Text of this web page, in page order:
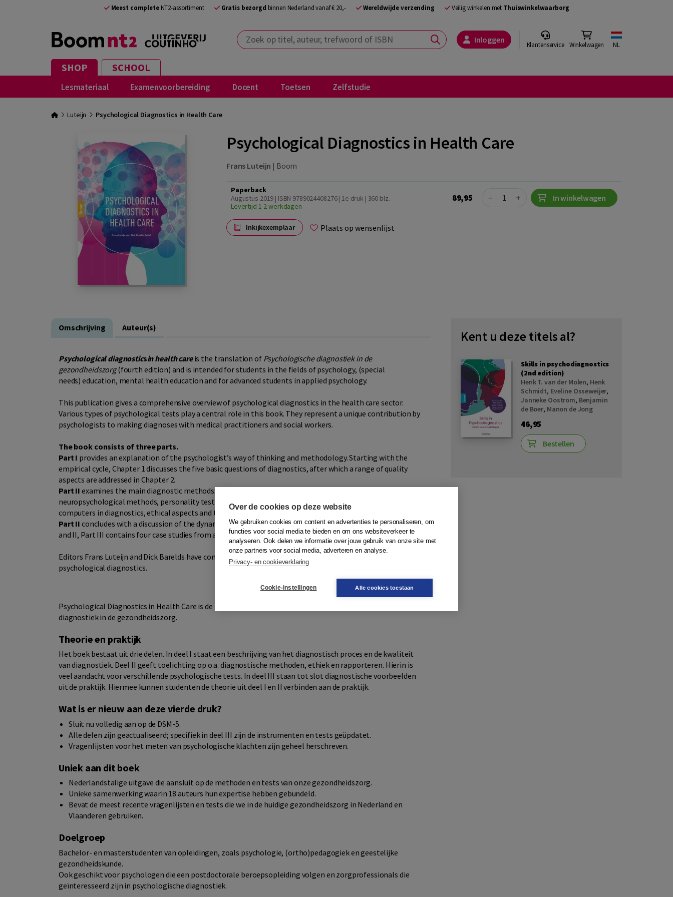
Meest completeNT2-assortiment Gratis bezorgd binnen Nederland vanaf € 20,- Wereldwijde verzending Veilig winkelen met Thuiswinkelwaarborg
Zoek op titel, auteur, trefwoord of ISBN Inloggen Klantenservice Winkelwagen NL
SHOP SCHOOL
Lesmateriaal Examenvoorbereiding Docent Toetsen Zelfstudie
Luteijn Psychological Diagnostics in Health Care
Psychological Diagnostics in Health Care
Frans Luteijn | Boom
Paperback
Augustus 2019 | ISBN 9789024408276 | 1e druk | 360 blz.
Levertijd 1-2 werkdagen
89,95 Quantity
− + In winkelwagen
Inkijkexemplaar Plaats op wensenlijst
Omschrijving Auteur(s)
Psychological diagnosticsin health careis the translation of Psychologische diagnostiek in de
gezondheidszorg(fourth edition) and is intended for students in the fields of psychology, (special
needs) education, mental health education and for advanced students in applied psychology.
This publication gives a comprehensive overview of psychological diagnostics in the health care sector.
Various types of psychological tests play a central role in this book. They represent a unique contribution by
psychologists to making diagnoses with medical practitioners and social workers.
The book consists of three parts.
Part I provides an explanation of the psychologist’s way of thinking and methodology. Starting with the
empirical cycle, Chapter 1 discusses the five basic questions of diagnostics, after which a range of quality
aspects are addressed in Chapter 2.
Part II examines the main diagnostic methods: interview, observation, indirect methods, intelligence tests,
neuropsychological methods, personality tests and specific questionnaires. Subjects like the use of
computers in diagnostics, ethical aspects and the reporting of diagnostics are subsequently addressed.
Part II concludes with a discussion of the dynamic profi le interpretation. To illustrate the theory of Parts I
and II, Part III contains four case studies from a variety of fields in the health care sector.
Editors Frans Luteijn and Dick Barelds have compiled contributions from 17 different experts on the topic of
psychological diagnostics.
Psychological Diagnostics in Health Care is de Engelse vertaling van de vierde druk van Psychologische
diagnostiek in de gezondheidszorg.
Theorie en praktijk
Het boek bestaat uit drie delen. In deel I staat een beschrijving van het diagnostisch proces en de kwaliteit
van diagnostiek. Deel II geeft toelichting op o.a. diagnostische methoden, ethiek en rapporteren. Hierin is
veel aandacht voor verschillende psychologische tests. In deel III staan tot slot diagnostische voorbeelden
uit de praktijk. Hiermee kunnen studenten de theorie uit deel I en II verbinden aan de praktijk.
Wat is er nieuw aan deze vierde druk?
Sluit nu volledig aan op de DSM-5.
Alle delen zijn geactualiseerd; specifiek in deel III zijn de instrumenten en tests geüpdatet.
Vragenlijsten voor het meten van psychologische klachten zijn geheel herschreven.
Uniek aan dit boek
Nederlandstalige uitgave die aansluit op de methoden en tests van onze gezondheidszorg.
Unieke samenwerking waarin 18 auteurs hun expertise hebben gebundeld.
Bevat de meest recente vragenlijsten en tests die we in de huidige gezondheidszorg in Nederland en
Vlaanderen gebruiken.
Doelgroep
Bachelor- en masterstudenten van opleidingen, zoals psychologie, (ortho)pedagogiek en geestelijke
gezondheidskunde.
Ook geschikt voor psychologen die een postdoctorale beroepsopleiding volgen en zorgprofessionals die
geïnteresseerd zijn in psychologische diagnostiek.
Kent u deze titels al?
Skills in psychodiagnostics
(2nd edition)
Henk T. van der Molen, Henk
Schmidt, Eveline Osseweijer,
Janneke Oostrom, Benjamin
de Boer, Manon de Jong
46,95
Bestellen
Over de cookies op deze website
We gebruiken cookies om content en advertenties te personaliseren, om
functies voor social media te bieden en om ons websiteverkeer te
analyseren. Ook delen we informatie over jouw gebruik van onze site met
onze partners voor social media, adverteren en analyse.
Privacy- en cookieverklaring
Cookie-instellingen Alle cookies toestaan